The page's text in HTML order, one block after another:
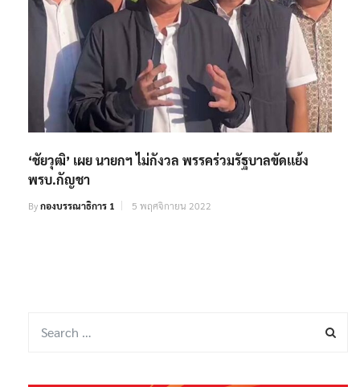
‘ชัยวุฒิ’ เผย นายกฯ ไม่กังวล พรรคร่วมรัฐบาลขัดเเย้ง
พรบ.กัญชา
Byกองบรรณาธิการ 1 5 พฤศจิกายน 2022